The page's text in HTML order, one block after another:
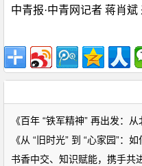
中青报·中青网记者 蒋肖
《百年 “铁军精神” 再出发：
《从 “旧时光” 到 “心家园”：
书香中交、知识赋能，携手共